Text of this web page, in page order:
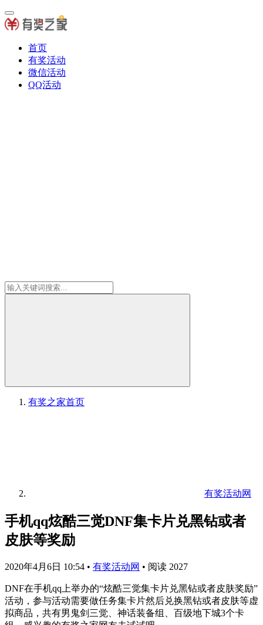
首页
有奖活动
微信活动
QQ活动
有奖之家首页
有奖活动网
手机qq炫酷三觉DNF集卡片兑黑钻或者
皮肤等奖励
2020年4月6日 10:54 • 有奖活动网 • 阅读 2027
DNF在手机qq上举办的“炫酷三觉集卡片兑黑钻或者皮肤奖励”
活动，参与活动需要做任务集卡片然后兑换黑钻或者皮肤等虚
拟商品，共有男鬼剑三觉、神话装备组、百级地下城3个卡